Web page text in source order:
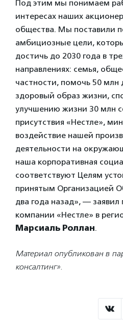
Под этим мы понимаем
интересах наших
общества. Мы поставили
амбициозные цели,
достичь до 2030 года в
направлениях: семья,
частности, помочь 50 млн
здоровый образ жизни,
улучшению жизни 30 млн
присутствия «Нестле»,
воздействие нашей
деятельности на
наша корпоративная
соответствуют Целям
принятым Организацией
два года назад», —
компании «Нестле» в
Марсиаль Роллан.
Материал опубликован в
консалтинг».